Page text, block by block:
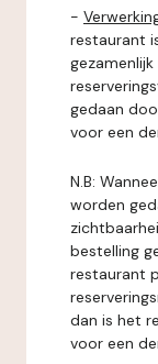
-
restaurant
gedaan
voor een
N.B:
worden
bestelling
restaurant
dan is het
voor een